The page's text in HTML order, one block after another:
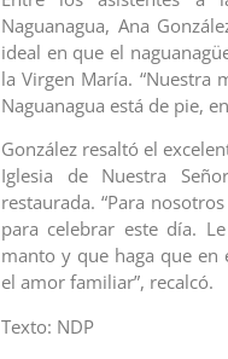
Naguanagua, Ana
ideal en que el
la Virgen María. “Nuestra
Naguanagua está de pie,
González resaltó el
Iglesia de Nuestra
restaurada. “Para
para celebrar este día.
manto y que haga que
el amor familiar”, recalcó.
Texto: NDP